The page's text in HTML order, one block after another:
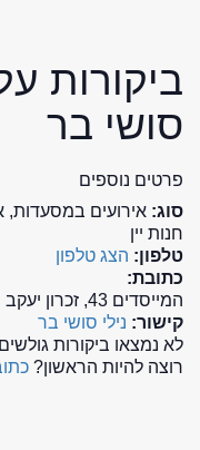
ביקורות
סושי בר
פרטים נוספים
סוג: אירועים במסעדות,
חנות יין
טלפון: הצג טלפון
כתובת:
המייסדים 43, זכרון יעקב
קישור: נילי סושי בר
לא נמצאו ביקורות
רוצה להיות הראשון?